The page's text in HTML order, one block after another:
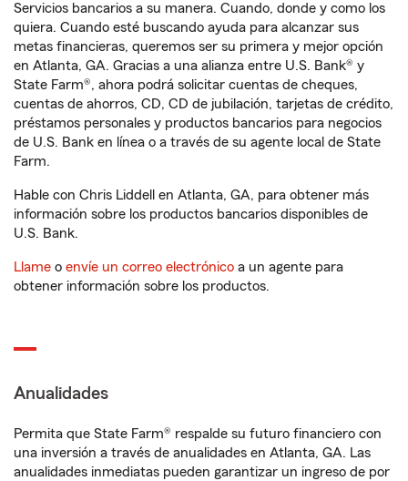
Servicios bancarios a su manera. Cuando, donde y como los
quiera. Cuando esté buscando ayuda para alcanzar sus
metas financieras, queremos ser su primera y mejor opción
en Atlanta, GA. Gracias a una alianza entre U.S. Bank® y
State Farm®, ahora podrá solicitar cuentas de cheques,
cuentas de ahorros, CD, CD de jubilación, tarjetas de crédito,
préstamos personales y productos bancarios para negocios
de U.S. Bank en línea o a través de su agente local de State
Farm.
Hable con Chris Liddell en Atlanta, GA, para obtener más
información sobre los productos bancarios disponibles de
U.S. Bank.
Llame o envíe un correo electrónico a un agente para
obtener información sobre los productos.
Anualidades
Permita que State Farm® respalde su futuro financiero con
una inversión a través de anualidades en Atlanta, GA. Las
anualidades inmediatas pueden garantizar un ingreso de por